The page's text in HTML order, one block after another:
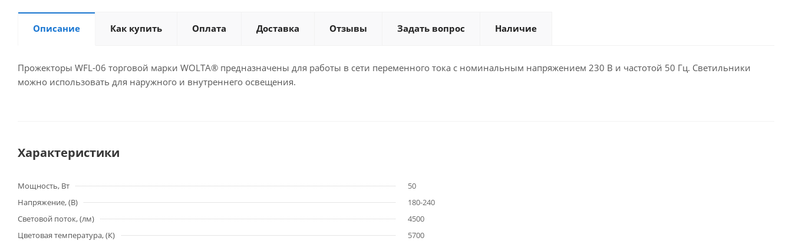
Описание Как купить Оплата Доставка Отзывы Задать вопрос Наличие
Прожекторы WFL-06 торговой марки WOLTA® предназначены для работы в сети переменного тока с номинальным напряжением 230 В и частотой 50 Гц. Светильники
можно использовать для наружного и внутреннего освещения.
Характеристики
Мощность, Вт
50
Напряжение, (В)
180-240
Световой поток, (лм)
4500
Цветовая температура, (К)
5700